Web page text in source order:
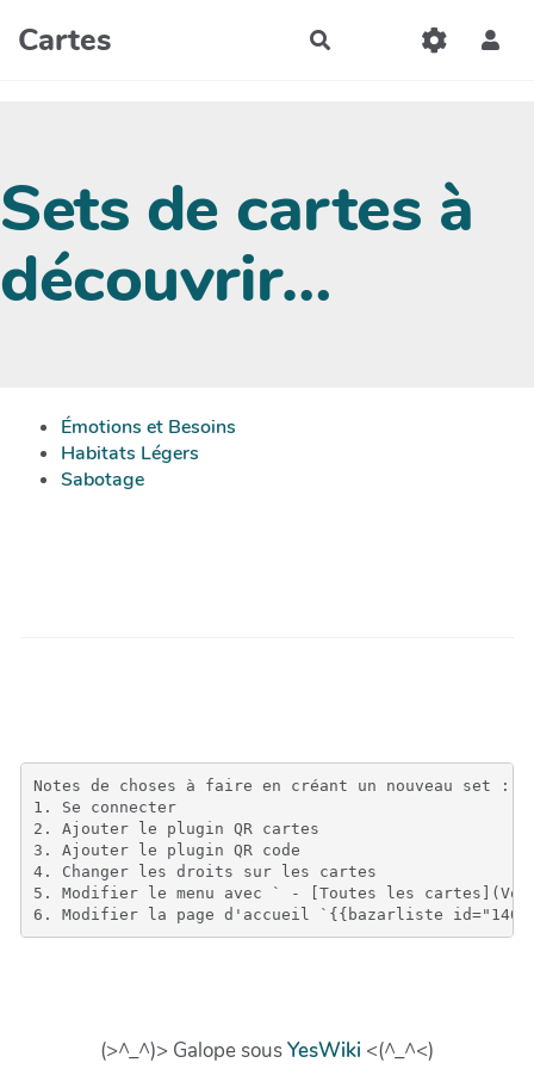
Aller au contenu principal
Cartes Rechercher
Sets de cartes à
découvrir…
Émotions et Besoins
Habitats Légers
Sabotage
Notes de choses à faire en créant un nouveau set :
1. Se connecter
2. Ajouter le plugin QR cartes
3. Ajouter le plugin QR code
4. Changer les droits sur les cartes
5. Modifier le menu avec ` - [Toutes les
(>^_^)> Galope sousYesWiki <(^_^<)